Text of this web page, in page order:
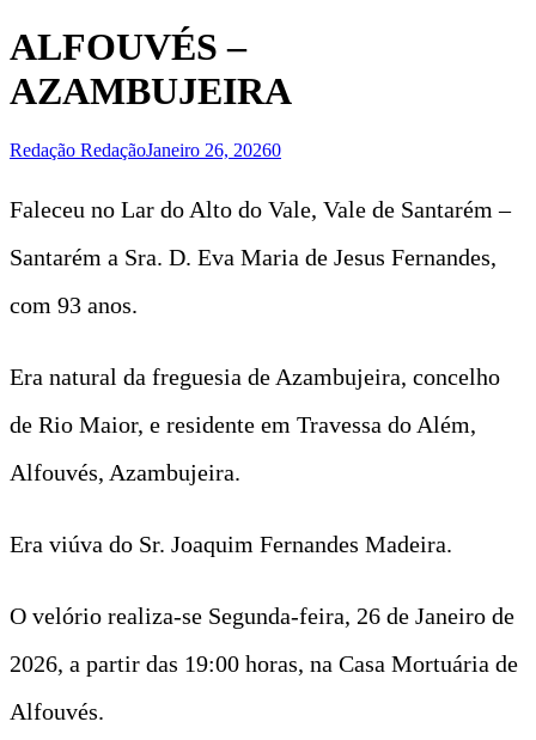
ALFOUVÉS –
AZAMBUJEIRA
Redação RedaçãoJaneiro 26, 20260
Faleceu no Lar do Alto do Vale, Vale de Santarém –
Santarém a Sra. D. Eva Maria de Jesus Fernandes,
com 93 anos.
Era natural da freguesia de Azambujeira, concelho
de Rio Maior, e residente em Travessa do Além,
Alfouvés, Azambujeira.
Era viúva do Sr. Joaquim Fernandes Madeira.
O velório realiza-se Segunda-feira, 26 de Janeiro de
2026, a partir das 19:00 horas, na Casa Mortuária de
Alfouvés.